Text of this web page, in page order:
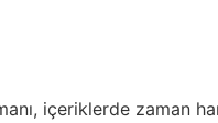
içeriklerde zaman